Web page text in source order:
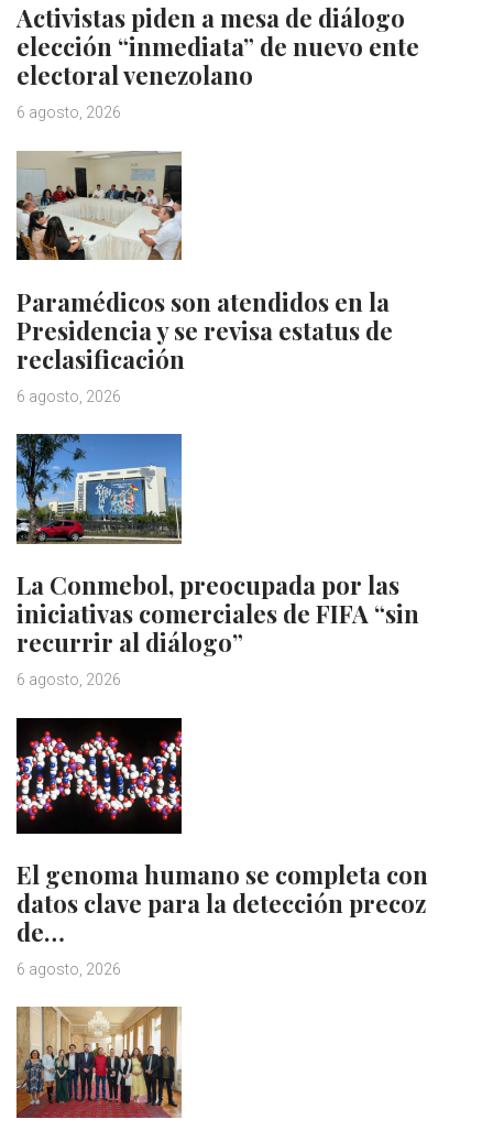
Activistas piden a mesa de diálogo
elección “inmediata” de nuevo ente
electoral venezolano
6 agosto, 2026
Paramédicos son atendidos en la
Presidencia y se revisa estatus de
reclasificación
6 agosto, 2026
La Conmebol, preocupada por las
iniciativas comerciales de FIFA “sin
recurrir al diálogo”
6 agosto, 2026
El genoma humano se completa con
datos clave para la detección precoz
de…
6 agosto, 2026